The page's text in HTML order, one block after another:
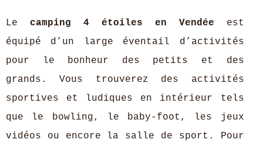
Le camping 4 étoiles en Vendée est
équipé d’un large éventail d’activités
pour le bonheur des petits et des
grands. Vous trouverez des activités
sportives et ludiques en intérieur tels
que le bowling, le baby-foot, les jeux
vidéos ou encore la salle de sport. Pour